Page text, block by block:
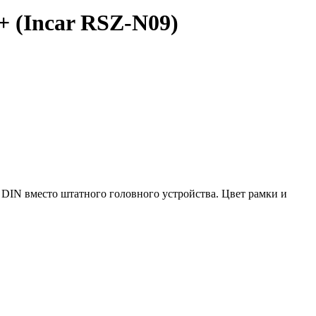
(Incar RSZ-N09)
вместо штатного головного устройства. Цвет рамки и